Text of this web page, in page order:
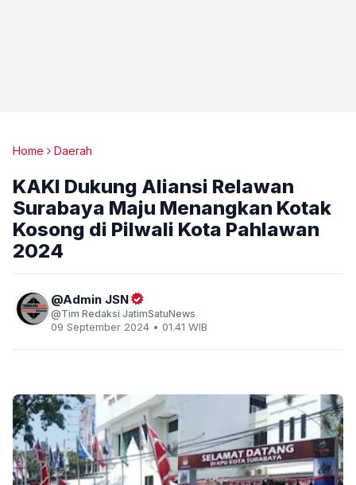
Home Daerah
KAKI Dukung Aliansi Relawan
Surabaya Maju Menangkan Kotak
Kosong di Pilwali Kota Pahlawan
2024
Admin JSN
Tim Redaksi JatimSatuNews
09 September 2024 • 01.41 WIB